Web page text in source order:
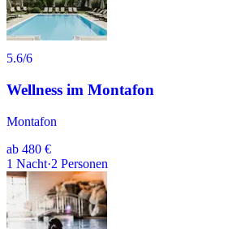
5.6/6
Wellness im Montafon
Montafon
ab 480 €
1 Nacht·2 Personen